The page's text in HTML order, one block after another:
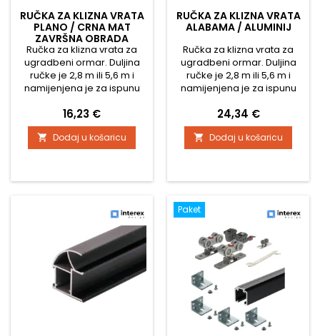
RUČKA ZA KLIZNA VRATA
PLANO / CRNA MAT
ZAVRŠNA OBRADA
Ručka za klizna vrata za
ugradbeni ormar. Duljina
ručke je 2,8 m ili 5,6 m i
namijenjena je za ispunu
Četkice za ovu vodilicu su
navlake i zahvaljujući
širokoj četkici vrata pri
zatvaranju ne udaraju o
Cijena
16,23 €
 Dodaj u košaricu
RUČKA ZA KLIZNA VRATA
ALABAMA / ALUMINIJ
Ručka za klizna vrata za
ugradbeni ormar. Duljina
ručke je 2,8 m ili 5,6 m i
namijenjena je za ispunu
ili staklom. U slučaju
korištenja stakla
preporučuje se upotreba
brtve za staklo. Četkice za
četkica je široka, pa vrata
Cijena
24,34 €
 Dodaj u košaricu
Paket